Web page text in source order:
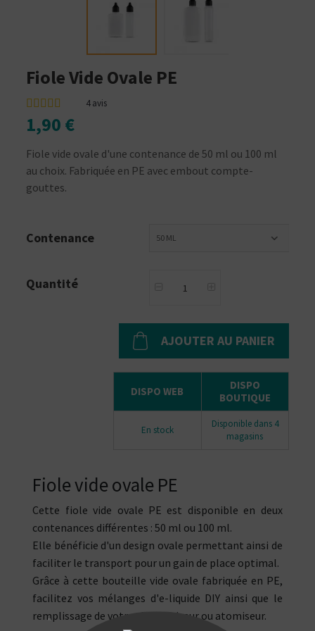
Fiole Vide Ovale PE
4avis
1,90 €
Fiole vide ovale d'une contenance de 50 ml ou 100 ml
au choix. Fabriquée en PE avec embout compte-
gouttes.
Contenance 50 ML
Quantité
AJOUTER AU PANIER
DISPO WEB
DISPO
BOUTIQUE
En stock
Disponible dans 4
magasins
Fiole vide ovale PE
Cette fiole vide ovale PE est disponible en deux
contenances différentes : 50 ml ou 100 ml.
Elle bénéficie d'un design ovale permettant ainsi de
faciliter le transport pour un gain de place optimal.
Grâce à cette bouteille vide ovale fabriquée en PE,
facilitez vos mélanges d'e-liquide DIY ainsi que le
remplissage de votre clearomiseur ou atomiseur.
"